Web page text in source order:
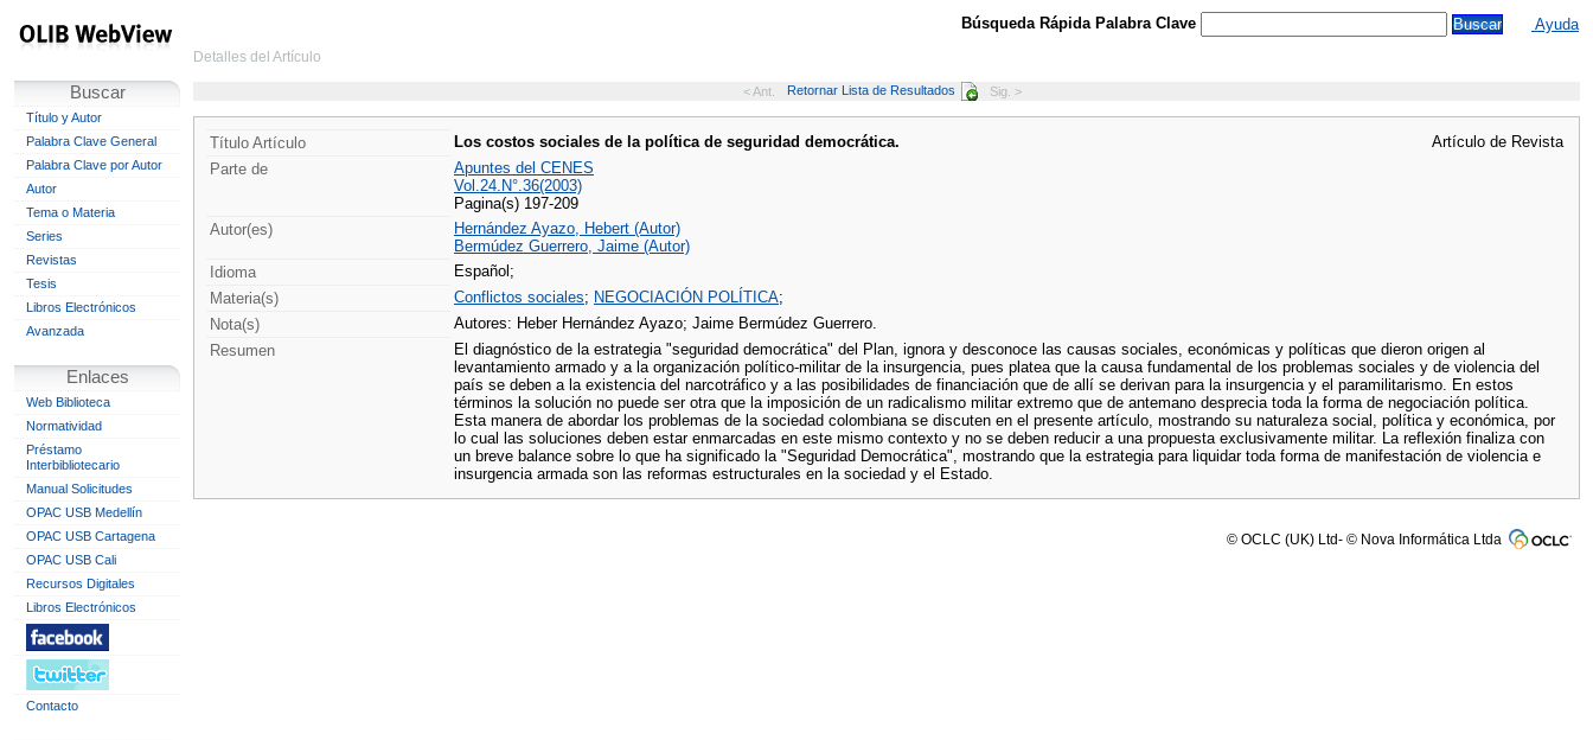
Buscar
Título y Autor
Palabra Clave General
Palabra Clave por Autor
Autor
Tema o Materia
Series
Revistas
Tesis
Libros Electrónicos
Avanzada
Enlaces
Web Biblioteca
Normatividad
Préstamo
Interbibliotecario
Manual Solicitudes
OPAC USB Medellín
OPAC USB Cartagena
OPAC USB Cali
Recursos Digitales
Libros Electrónicos
Contacto
Búsqueda Rápida Palabra Clave Ayuda
Detalles del Artículo
< Ant. Retornar Lista de Resultados Sig. >
Título Artículo Los costos sociales de la política de seguridad democrática.
Artículo de Revista
Parte de
Apuntes del CENES
Vol.24.N°.36(2003)
Pagina(s) 197-209
Autor(es)
Hernández Ayazo, Hebert (Autor)
Bermúdez Guerrero, Jaime (Autor)
Idioma
Español;
Materia(s)
Conflictos sociales; NEGOCIACIÓN POLÍTICA;
Nota(s)
Autores: Heber Hernández Ayazo; Jaime Bermúdez Guerrero.
Resumen
El diagnóstico de la estrategia "seguridad democrática" del Plan, ignora y desconoce las causas sociales, económicas y políticas que dieron origen al
levantamiento armado y a la organización político-militar de la insurgencia, pues platea que la causa fundamental de los problemas sociales y de violencia del
país se deben a la existencia del narcotráfico y a las posibilidades de financiación que de allí se derivan para la insurgencia y el paramilitarismo. En estos
términos la solución no puede ser otra que la imposición de un radicalismo militar extremo que de antemano desprecia toda la forma de negociación política.
Esta manera de abordar los problemas de la sociedad colombiana se discuten en el presente artículo, mostrando su naturaleza social, política y económica, por
lo cual las soluciones deben estar enmarcadas en este mismo contexto y no se deben reducir a una propuesta exclusivamente militar. La reflexión finaliza con
un breve balance sobre lo que ha significado la "Seguridad Democrática", mostrando que la estrategia para liquidar toda forma de manifestación de violencia e
insurgencia armada son las reformas estructurales en la sociedad y el Estado.
© OCLC (UK) Ltd- © Nova Informática Ltda